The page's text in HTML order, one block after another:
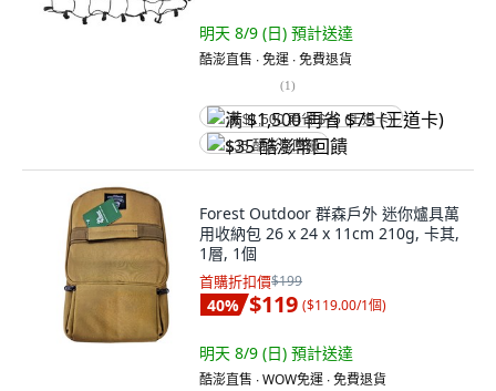
明天 8/9 (日) 預計送達
酷澎直售 ∙ 免運 ∙ 免費退貨
(1)
满 $1,500 再省 $75 (王道卡)
$35 酷澎幣回饋
Forest Outdoor 群森戶外 迷你爐具萬
用收納包 26 x 24 x 11cm 210g, 卡其,
1層, 1個
首購折扣價$199
40% $119 ($119.00/1個)
明天 8/9 (日) 預計送達
酷澎直售 ∙ WOW免運 ∙ 免費退貨